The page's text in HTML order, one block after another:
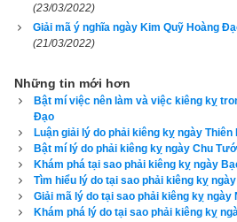
Tuy nhiên ngày Hoàng Đạo chỉ là
nhanh, để biết chắc chắn một ngày
phải kết hợp với các phương pháp
như:
Xem ngày tốt xấu theo nhị thập bát
角木蛟 (Giác Mộc giao), Sao Cang -
Sao Đê - 氐土貉 (Đê Thổ Lạc), sao
Nhật Thố), sao Tâm - 心月狐
尾火虎 (Vĩ Hỏa Hổ), sao Cơ - 箕
(23/03/2022)
Giải mã ý nghĩa ngày Kim Quỹ Hoàng
(21/03/2022)
Những tin mới hơn
Bật mí việc nên làm và việc kiêng kỵ
Đạo
Luận giải lý do phải kiêng kỵ ngày
Bật mí lý do phải kiêng kỵ ngày Chu
Khám phá tại sao phải kiêng kỵ ngày
Tìm hiểu lý do tại sao phải kiêng kỵ
Giải mã lý do tại sao phải kiêng kỵ ngày
Khám phá lý do tại sao phải kiêng kỵ